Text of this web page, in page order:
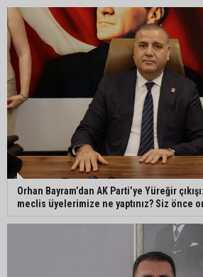
Ceyhan’da Necdet
çalışması
Orhan Bayram’dan AK
“Bizim belediye
Siz önce onu anlatın”
Orhan Bayram’dan AK Parti’ye Yüreğir
meclis üyelerimize ne yaptınız? Siz önce